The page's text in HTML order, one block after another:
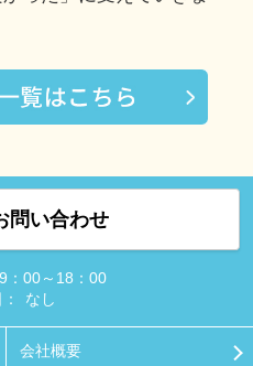
問い合わせ
：00～18：00
なし
会社概要